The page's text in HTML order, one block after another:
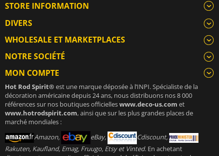
STORE INFORMATION
DIVERS
WHOLESALE ET MARKETPLACES
NOTRE SOCIÉTÉ
MON COMPTE
Hot Rod Spirit®est une marque déposée à l’INPI. Spécialiste de la
décoration américaine depuis 24 ans, nous distribuons nos 8 000
références sur nos boutiques officielleswww.deco-us.com et
www.hotrodspirit.com, ainsi que sur les plus grandes places de
marché mondiales :
Amazon,
eBay,
Cdiscount,
Rakuten, Kaufland, Emag, Fruugo, Etsy et Vinted. En achetant